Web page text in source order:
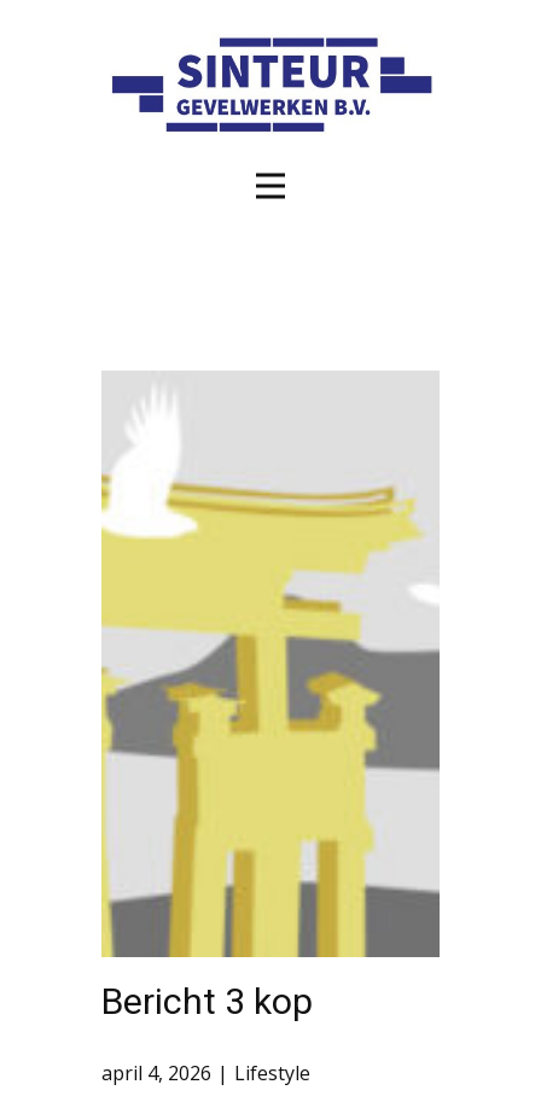
Bericht 3 kop
april 4, 2026 Lifestyle